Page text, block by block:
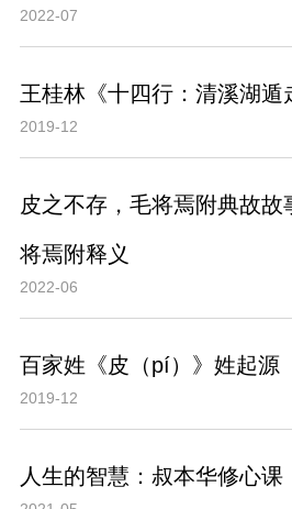
2022-07
王桂林《十四行：清溪湖遁
2019-12
皮之不存，毛将焉附典故
将焉附释义
2022-06
百家姓《皮（pí）》姓起源
2019-12
人生的智慧：叔本华修心课